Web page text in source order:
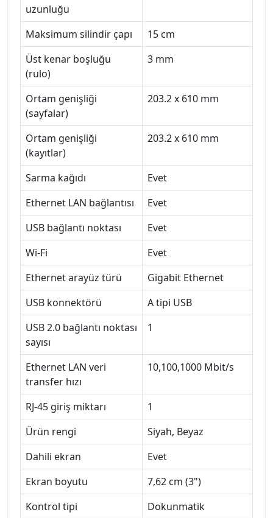
uzunluğu
Maksimum silindir çapı
15 cm
Üst kenar boşluğu
(rulo)
3 mm
Ortam genişliği
(sayfalar)
203.2 x 610 mm
Ortam genişliği
(kayıtlar)
203.2 x 610 mm
Sarma kağıdı
Evet
Ethernet LAN bağlantısı
Evet
USB bağlantı noktası
Evet
Wi-Fi
Evet
Ethernet arayüz türü
Gigabit Ethernet
USB konnektörü
A tipi USB
USB 2.0 bağlantı noktası
sayısı
1
Ethernet LAN veri
transfer hızı
10,100,1000 Mbit/s
RJ-45 giriş miktarı
1
Ürün rengi
Siyah, Beyaz
Dahili ekran
Evet
Ekran boyutu
7,62 cm (3")
Kontrol tipi
Dokunmatik